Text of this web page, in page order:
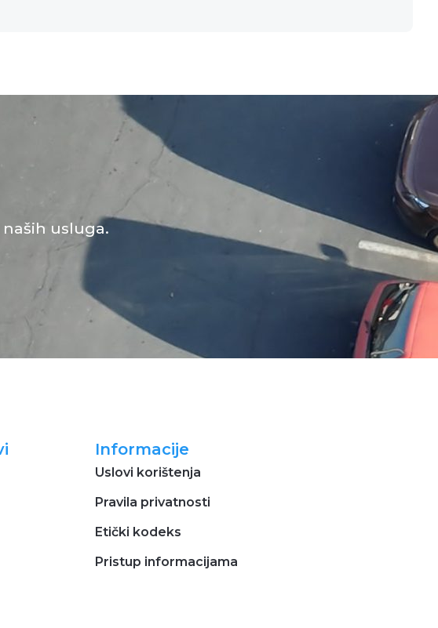
usluga.
Informacije
Uslovi korištenja
Pravila privatnosti
Etički kodeks
Pristup informacijama